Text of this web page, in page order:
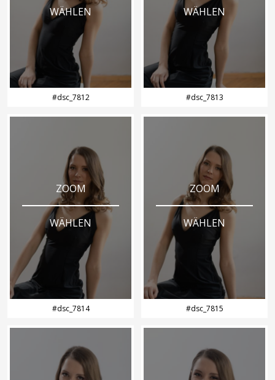
WÄHLEN
#dsc_7812
WÄHLEN
#dsc_7813
ZOOM
WÄHLEN
#dsc_7814
ZOOM
WÄHLEN
#dsc_7815